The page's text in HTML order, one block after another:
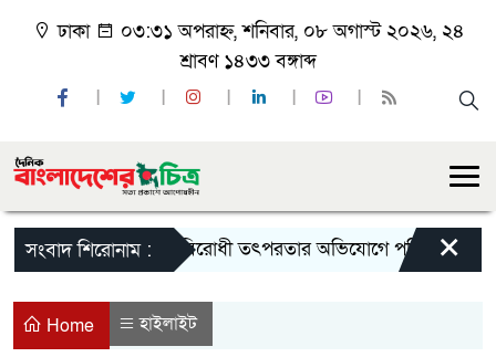
ঢাকা
০৩:৩১ অপরাহ্ন, শনিবার, ০৮ অগাস্ট ২০২৬, ২৪
শ্রাবণ ১৪৩৩ বঙ্গাব্দ
সংবাদ শিরোনাম :রাষ্ট্রবিরোধী তৎপরতার অভিযোগে পবিপ্রবির ×
Home হাইলাইট